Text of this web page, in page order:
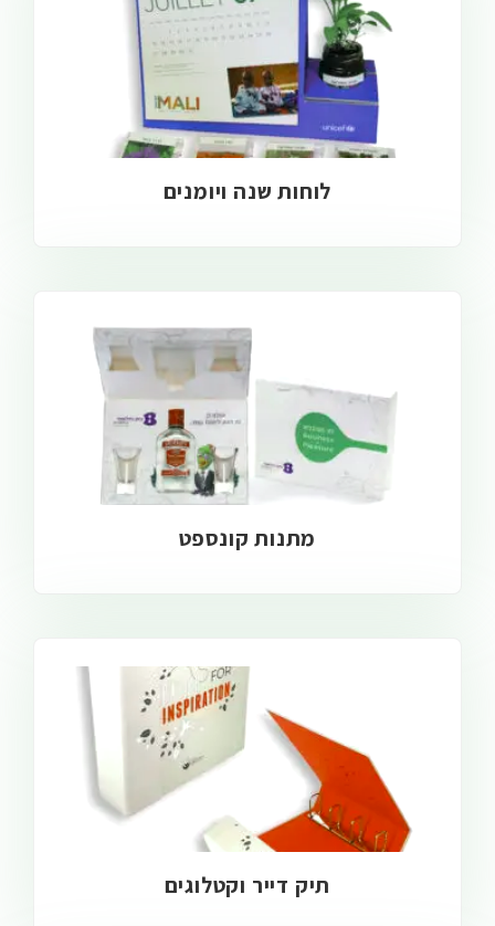
לוחות שנה ויומנים
מתנות קונספט
תיק דייר וקטלוגים